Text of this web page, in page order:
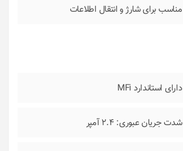
مناسب برای شارژ و انتقال اطلاعات
دارای استاندارد MFi
شدت جریان عبوری: 2.4 آمپر